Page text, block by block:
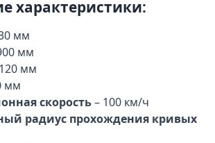
характеристики:
мм
мм
мм
мм
скорость– 100 км/ч
радиус прохождения кривых